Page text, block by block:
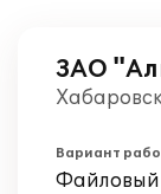
ЗАО
Вариант
Файловый